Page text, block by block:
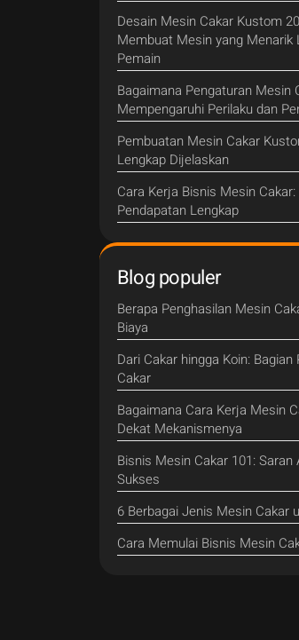
Desain Mesin Cakar Kustom
Membuat Mesin yang Menarik
Pemain
Bagaimana Pengaturan Mesin
Mempengaruhi Perilaku dan
Pembuatan Mesin Cakar
Lengkap Dijelaskan
Cara Kerja Bisnis Mesin
Pendapatan Lengkap
Blog populer
Berapa Penghasilan Mesin
Biaya
Dari Cakar hingga Koin:
Cakar
Bagaimana Cara Kerja Mesin
Dekat Mekanismenya
Bisnis Mesin Cakar 101: Saran
Sukses
6 Berbagai Jenis Mesin Cakar
Cara Memulai Bisnis Mesin